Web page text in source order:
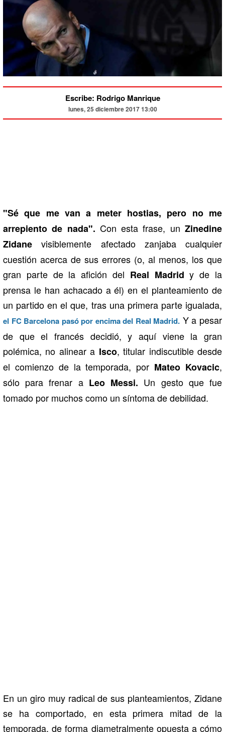
Escribe: Rodrigo Manrique
lunes, 25 diciembre 2017 13:00
"Sé que me van a meter hostias, pero no me
arrepiento de nada". Con esta frase, unZinedine
Zidane visiblemente afectado zanjaba cualquier
cuestión acerca de sus errores (o, al menos, los que
gran parte de la afición del Real Madrid y de la
prensa le han achacado a él) en el planteamiento de
un partido en el que, tras una primera parte igualada,
el FC Barcelona pasó por encima del Real Madrid. Y a pesar
de que el francés decidió, y aquí viene la gran
polémica, no alinear a Isco, titular indiscutible desde
el comienzo de la temporada, por Mateo Kovacic,
sólo para frenar a Leo Messi. Un gesto que fue
tomado por muchos como un síntoma de debilidad.
En un giro muy radical de sus planteamientos, Zidane
se ha comportado, en esta primera mitad de la
temporada, de forma diametralmente opuesta a cómo